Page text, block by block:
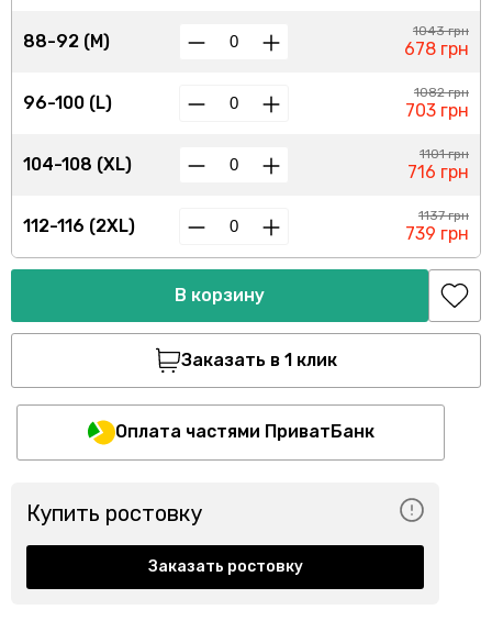
88-92 (M)
96-100 (L)
104-108 (XL)
112-116 (2XL)
1043 грн
678 грн
1082 грн
703 грн
1101 грн
716 грн
1137 грн
739 грн
В корзину
Заказать в 1 клик
Оплата частями ПриватБанк
Купить ростовку
Заказать ростовку